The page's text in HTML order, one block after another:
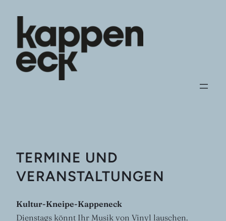
springen
TERMINE UND
VERANSTALTUNGEN
Kultur-Kneipe-Kappeneck
Dienstags könnt Ihr Musik von Vinyl lauschen.